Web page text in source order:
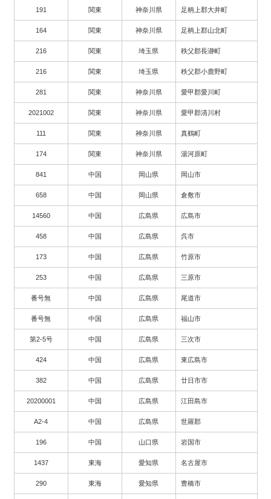
191 関東 神奈川県 足柄上郡大井町
164 関東 神奈川県 足柄上郡山北町
216 関東 埼玉県 秩父郡長瀞町
216 関東 埼玉県 秩父郡小鹿野町
281 関東 神奈川県 愛甲郡愛川町
2021002 関東 神奈川県 愛甲郡清川村
111 関東 神奈川県 真鶴町
174 関東 神奈川県 湯河原町
841 中国 岡山県 岡山市
658 中国 岡山県 倉敷市
14560 中国 広島県 広島市
458 中国 広島県 呉市
173 中国 広島県 竹原市
253 中国 広島県 三原市
番号無 中国 広島県 尾道市
番号無 中国 広島県 福山市
第2-5号 中国 広島県 三次市
424 中国 広島県 東広島市
382 中国 広島県 廿日市市
20200001 中国 広島県 江田島市
A2-4 中国 広島県 世羅郡
196 中国 山口県 岩国市
1437 東海 愛知県 名古屋市
290 東海 愛知県 豊橋市